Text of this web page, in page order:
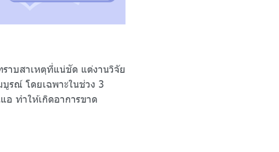
าบสาเหตุที่แน่ชัด แต่งานวิจัย
รณ์ โดยเฉพาะในช่วง 3
ทำให้เกิดอาการขาด